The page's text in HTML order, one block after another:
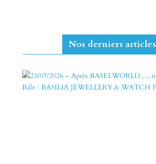
Nos derniers articles